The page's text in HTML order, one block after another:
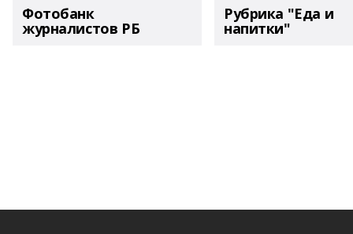
Фотобанк
журналистов РБ
Рубрика "Еда и
напитки"